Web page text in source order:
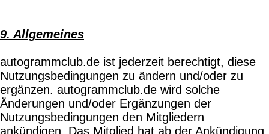
9. Allgemeines
autogrammclub.de ist jederzeit berechtigt, diese
Nutzungsbedingungen zu ändern und/oder zu
ergänzen. autogrammclub.de wird solche
Änderungen und/oder Ergänzungen der
Nutzungsbedingungen den Mitgliedern
ankündigen. Das Mitglied hat ab der Ankündigung